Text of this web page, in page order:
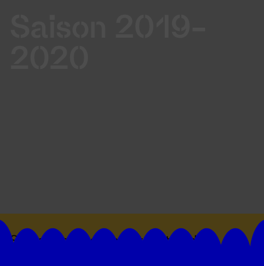
Suivez toutes les actualités du